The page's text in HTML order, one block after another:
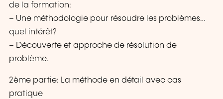
de la formation:
– Une méthodologie pour résoudre les problèmes…
quel intérêt?
– Découverte et approche de résolution de
problème.
2ème partie: La méthode en détail avec cas
pratique